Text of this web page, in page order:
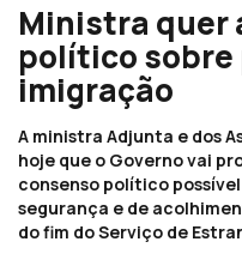
Ministra quer
político
imigração
A ministra Adjunta e dos
hoje que o Governo vai
consenso político
segurança e de
do fim do Serviço de